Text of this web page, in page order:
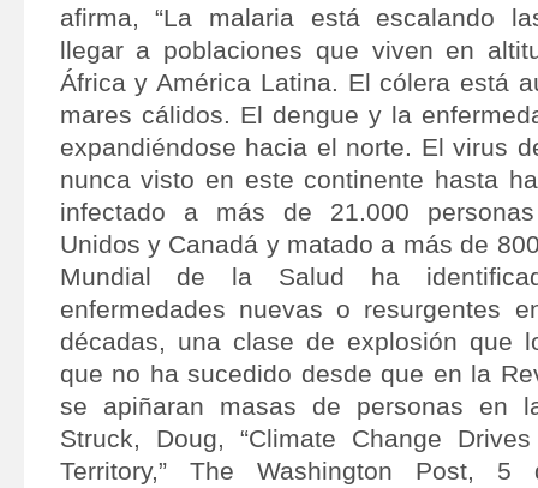
afirma, “La malaria está escalando
llegar a poblaciones que viven en
África y América Latina. El cólera está
mares cálidos. El dengue y la
expandiéndose hacia el norte. El virus
nunca visto en este continente hasta
infectado a más de 21.000
Unidos y Canadá y matado a más de
Mundial de la Salud ha
enfermedades nuevas o resurgentes
décadas, una clase de explosión que
que no ha sucedido desde que en la
se apiñaran masas de personas en
Struck, Doug, “Climate Change
Territory,” The Washington Post, 5